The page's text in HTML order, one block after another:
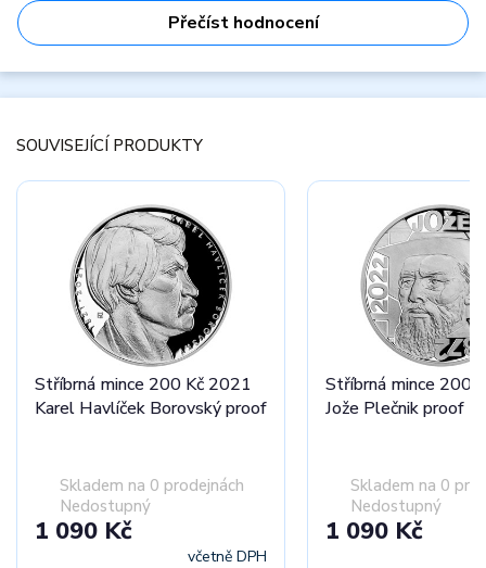
Přečíst hodnocení
SOUVISEJÍCÍ PRODUKTY
Stříbrná mince 200 Kč 2021
Karel Havlíček Borovský proof
Skladem na 0 prodejnách
Nedostupný
1 090 Kč
včetně DPH
Stříbrná mince 200
Jože Plečnik proof
Skladem na 0
Nedostupný
1 090 Kč